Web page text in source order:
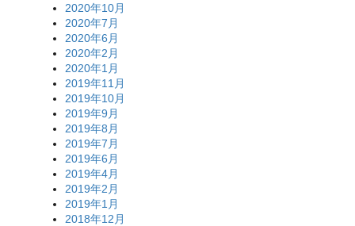
2020年10月
2020年7月
2020年6月
2020年2月
2020年1月
2019年11月
2019年10月
2019年9月
2019年8月
2019年7月
2019年6月
2019年4月
2019年2月
2019年1月
2018年12月